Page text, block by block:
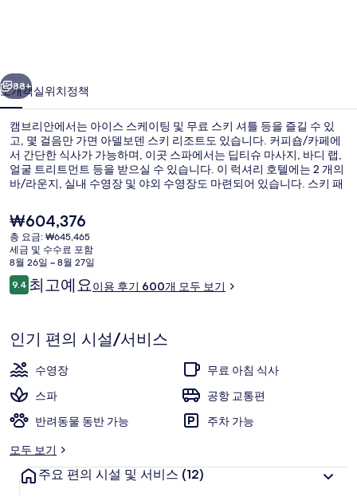
갤
러
리
다음
88+
소개객실위치정책
캠브리안에서는 아이스 스케이팅 및 무료 스키 셔틀 등을 즐길 수 있
고, 몇 걸음만 가면 아델보덴 스키 리조트도 있습니다. 커피숍/카페에
서 간단한 식사가 가능하며, 이곳 스파에서는 딥티슈 마사지, 바디 랩,
얼굴 트리트먼트 등을 받으실 수 있습니다. 이 럭셔리 호텔에는 2 개의
바/라운지, 실내 수영장 및 야외 수영장도 마련되어 있습니다. 스키 패
현
재
가
격
은
₩604,376
₩604,376
총 요금: ₩645,465
세금 및 수수료 포함
8월 26일 ~ 8월 27일
이
용
기
9.410점 만점 중 9.4점.
최고예요이용 후기 600개 모두 보기
인기 편의 시설/서비스
수영장
무료 아침 식사
스파
공항 교통편
반려동물 동반 가능
주차 가능
모두 보기
주요 편의 시설 및 서비스 (12)